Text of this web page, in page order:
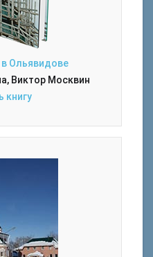
Ольявидове
Виктор Москвин
книгу